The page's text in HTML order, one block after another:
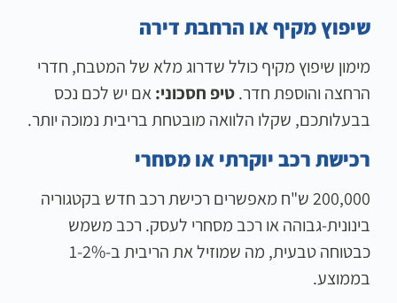
שיפוץ מקיף או הרחבת דירה
מימון שיפוץ מקיף כולל שדרוג מלא של המטבח, חדרי
הרחצה והוספת חדר.טיפ חסכוני:אם יש לכם נכס
בבעלותכם, שקלו הלוואה מובטחת בריבית נמוכה יותר.
רכישת רכב יוקרתי או מסחרי
200,000 ש"ח מאפשרים רכישת רכב חדש בקטגוריה
בינונית-גבוהה או רכב מסחרי לעסק. רכב משמש
כבטוחה טבעית, מה שמוזיל את הריבית ב-1-2%
בממוצע.